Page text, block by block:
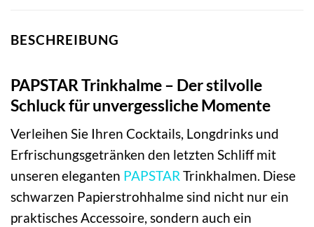
BESCHREIBUNG
PAPSTAR Trinkhalme – Der stilvolle
Schluck für unvergessliche Momente
Verleihen Sie Ihren Cocktails, Longdrinks und
Erfrischungsgetränken den letzten Schliff mit
unseren eleganten PAPSTAR Trinkhalmen. Diese
schwarzen Papierstrohhalme sind nicht nur ein
praktisches Accessoire, sondern auch ein